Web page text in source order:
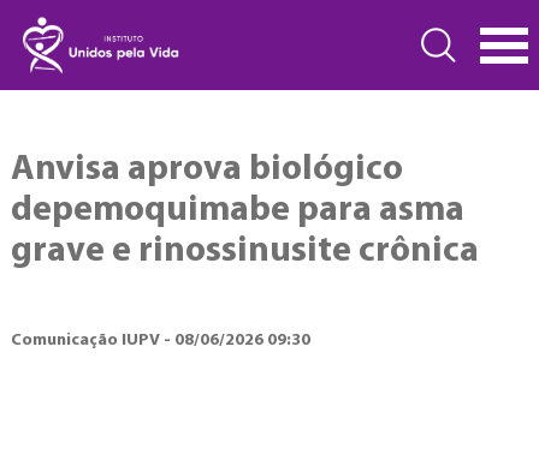
Anvisa aprova biológico
depemoquimabe para asma
grave e rinossinusite crônica
Comunicação IUPV - 08/06/2026 09:30